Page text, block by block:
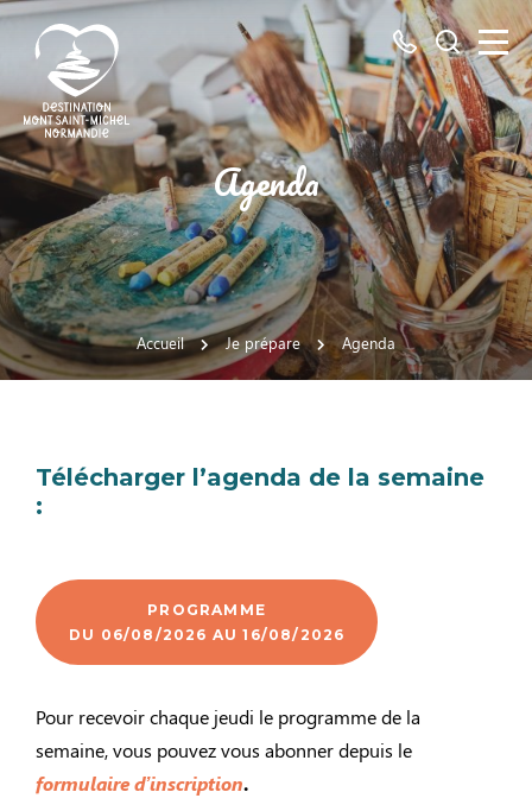
Destination
Mont
Saint-
Michel
Normandie
Tous
les
numéros
ici
Je
Agenda
Accueil Je prépare Agenda
Télécharger l’agenda de la semaine
:
PROGRAMME
DU 06/08/2026 AU 16/08/2026
Pour recevoir chaque jeudi le programme de la
semaine, vous pouvez vous abonner depuis le
formulaire d’inscription.